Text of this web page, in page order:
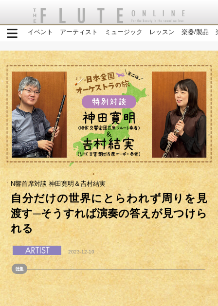
イベント アーティスト ミュージック レッスン 楽器/製品
N響首席対談 神田寛明＆𠮷村結実
自分だけの世界にとらわれず周りを見
渡す─そうすれば演奏の答えが見つけら
れる
2023-12-10
特集